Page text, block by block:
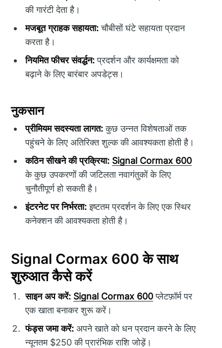
की गारंटी देता है।
मजबूत ग्राहक सहायता:चौबीसों घंटे सहायता प्रदान
करता है।
नियमित फीचर संवर्द्धन:प्रदर्शन और कार्यक्षमता को
बढ़ाने के लिए बारंबार अपडेट्स।
नुकसान
प्रीमियम सदस्यता लागत:कुछ उन्नत विशेषताओं तक
पहुंचने के लिए अतिरिक्त शुल्क की आवश्यकता होती है।
कठिन सीखने की प्रक्रिया: Signal Cormax 600
के कुछ उपकरणों की जटिलता नवागंतुकों के लिए
चुनौतीपूर्ण हो सकती है।
इंटरनेट पर निर्भरता:इष्टतम प्रदर्शन के लिए एक स्थिर
कनेक्शन की आवश्यकता होती है।
Signal Cormax 600 के साथ
शुरुआत कैसे करें
साइन अप करें: Signal Cormax 600प्लेटफ़ॉर्म पर
एक खाता बनाकर शुरू करें।
फंड्स जमा करें: अपने खाते को धन प्रदान करने के लिए
न्यूनतम $250 की प्रारंभिक राशि जोड़ें।